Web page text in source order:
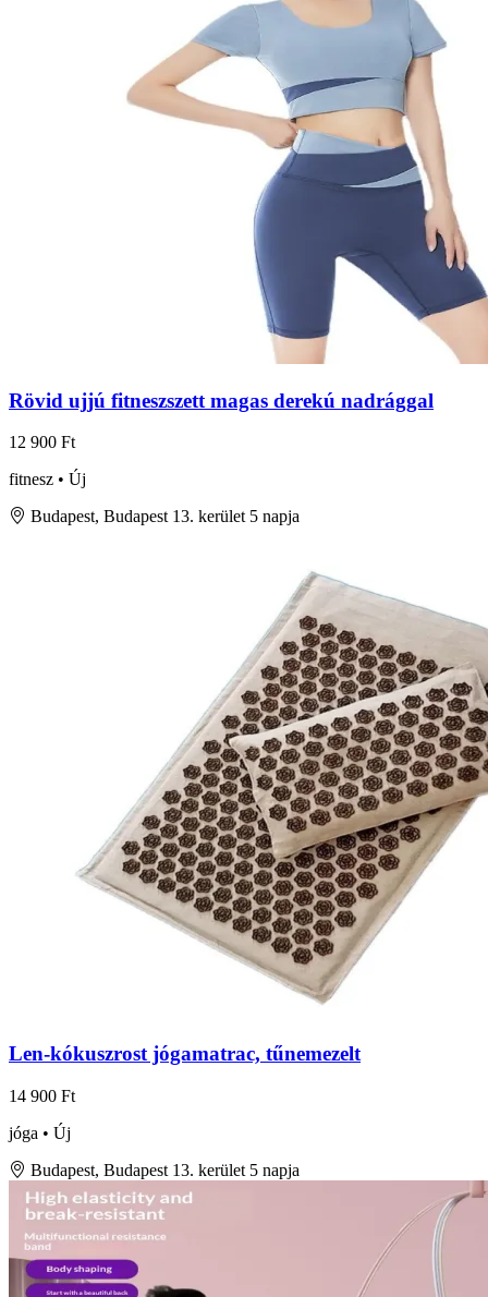
Rövid ujjú fitneszszett magas derekú nadrággal
12 900 Ft
fitnesz • Új
Budapest, Budapest 13. kerület 5 napja
Len-kókuszrost jógamatrac, tűnemezelt
14 900 Ft
jóga • Új
Budapest, Budapest 13. kerület 5 napja